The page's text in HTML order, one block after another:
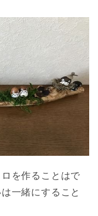
を作ることはで
一緒にすること